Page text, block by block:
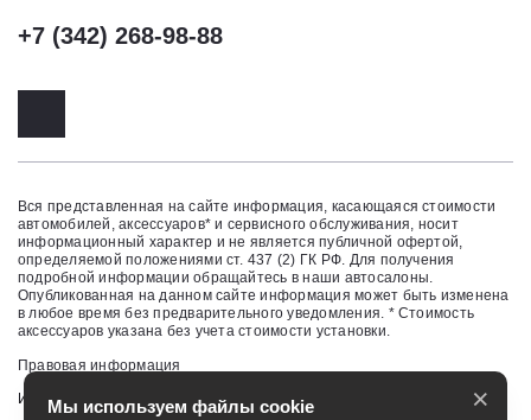
+7 (342) 268-98-88
Вся представленная на сайте информация, касающаяся стоимости
автомобилей, аксессуаров* и сервисного обслуживания, носит
информационный характер и не является публичной офертой,
определяемой положениями ст. 437 (2) ГК РФ. Для получения
подробной информации обращайтесь в наши автосалоны.
Опубликованная на данном сайте информация может быть изменена
в любое время без предварительного уведомления. * Стоимость
аксессуаров указана без учета стоимости установки.
Правовая информация
Изменить настройку cookies
Мы используем файлы cookie ×